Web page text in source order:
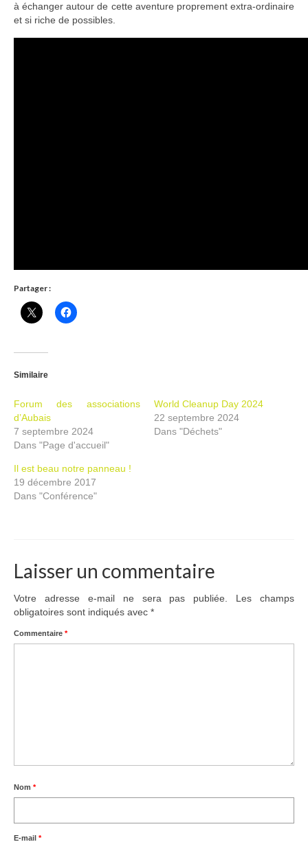
à échanger autour de cette aventure proprement extra-ordinaire
et si riche de possibles.
Partager :
Similaire
Forum des associations
d’Aubais
7 septembre 2024
Dans "Page d'accueil"
World Cleanup Day 2024
22 septembre 2024
Dans "Déchets"
Il est beau notre panneau !
19 décembre 2017
Dans "Conférence"
Laisser un commentaire
Votre adresse e-mail ne sera pas publiée.
Les champs
obligatoires sont indiqués avec *
Commentaire *
Nom *
E-mail *